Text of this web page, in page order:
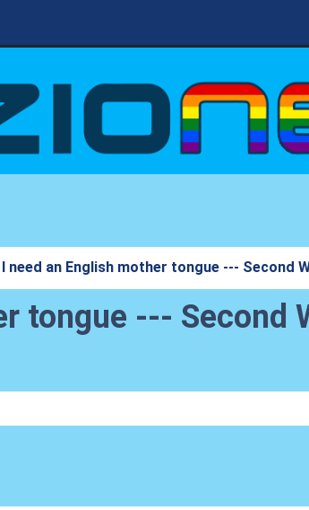
I need an English mother tongue --- Second
tongue --- Second